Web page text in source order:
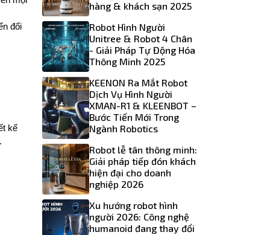
đổi
kế
hàng & khách sạn 2025
Robot Hình Người
Unitree & Robot 4 Chân
- Giải Pháp Tự Động Hóa
Thông Minh 2025
KEENON Ra Mắt Robot
Dịch Vụ Hình Người
XMAN-R1 & KLEENBOT –
Bước Tiến Mới Trong
Ngành Robotics
Robot lễ tân thông minh:
Giải pháp tiếp đón khách
hiện đại cho doanh
nghiệp 2026
Xu hướng robot hình
người 2026: Công nghệ
humanoid đang thay đổi